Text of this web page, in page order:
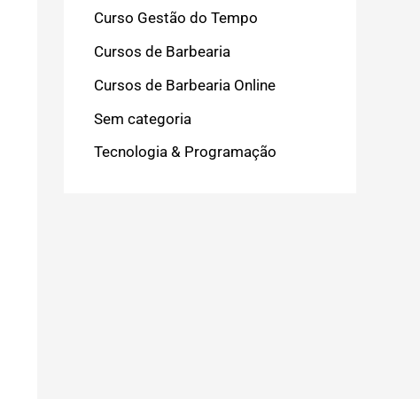
Curso Gestão do Tempo
Cursos de Barbearia
Cursos de Barbearia Online
Sem categoria
Tecnologia & Programação